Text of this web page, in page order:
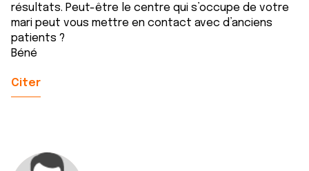
résultats. Peut-être le centre qui s’occupe de votre
mari peut vous mettre en contact avec d’anciens
patients ?
Béné
Citer